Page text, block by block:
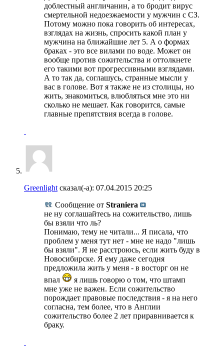
доблестный англичанин, а то бродит вирус
смертельной недоезжаемости у мужчин с СЗ.
Потому можно пока говорить об интересах,
взглядах на жизнь, спросить какой план у
мужчина на ближайшие лет 5. А о формах
браках - это все вилами по воде. Может он
вообще против сожительства и оттолкнете
его такими вот прогрессивными взглядами.
А то так да, соглашусь, странные мысли у
вас в голове. Вот я также не из столицы, но
жить, знакомиться, влюбляться мне это ни
сколько не мешает. Как говорится, самые
главные препятствия всегда в голове.
Greenlight сказал(-а): 07.04.2015 20:25
Сообщение от Straniera
не ну соглашайтесь на сожительство, лишь
бы взяли что ль?
Понимаю, тему не читали... Я писала, что
проблем у меня тут нет - мне не надо "лишь
бы взяли". Я не расстроюсь, если жить буду в
Новосибирске. Я ему даже сегодня
предложила жить у меня - в восторг он не
впал
я лишь говорю о том, что штамп
мне уже не важен. Если сожительство
порождает правовые последствия - я на него
согласна, тем более, что в Англии
сожительство более 2 лет приравнивается к
браку.